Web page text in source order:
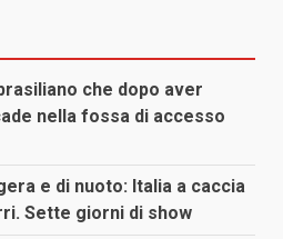
che dopo aver
nella fossa di accesso
e di nuoto: Italia a caccia
Sette giorni di show